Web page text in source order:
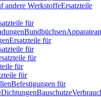
andere WerkstoffeErsatzteile
für
Bundbüchsen
Ersatzteile für
für
für
für
für
Befestigungen für
DichtungenBauschutze